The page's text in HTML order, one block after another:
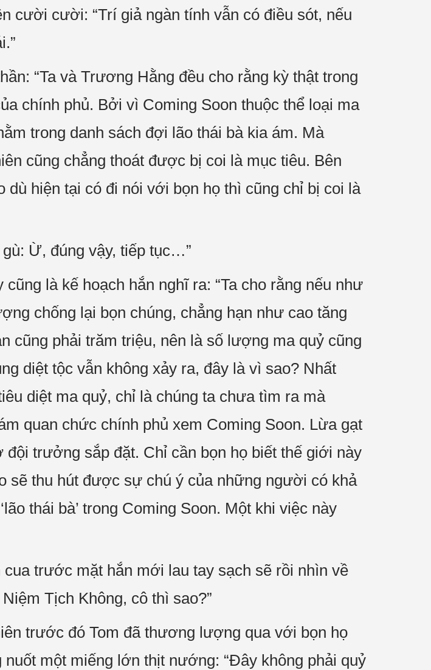
cười cười: “Trí giả ngàn tính vẫn có điều sót, nếu
“Ta và Trương Hằng đều cho rằng kỳ thật trong
chính phủ. Bởi vì Coming Soon thuộc thể loại ma
trong danh sách đợi lão thái bà kia ám. Mà
cũng chẳng thoát được bị coi là mục tiêu. Bên
hiện tại có đi nói với bọn họ thì cũng chỉ bị coi là
Ừ, đúng vậy, tiếp tục…”
là kế hoạch hắn nghĩ ra: “Ta cho rằng nếu như
chống lại bọn chúng, chẳng hạn như cao tăng
phải trăm triệu, nên là số lượng ma quỷ cũng
diệt tộc vẫn không xảy ra, đây là vì sao? Nhất
diệt ma quỷ, chỉ là chúng ta chưa tìm ra mà
quan chức chính phủ xem Coming Soon. Lừa gạt
trưởng sắp đặt. Chỉ cần bọn họ biết thế giới này
sẽ thu hút được sự chú ý của những người có khả
thái bà’ trong Coming Soon. Một khi việc này
trước mặt hắn mới lau tay sạch sẽ rồi nhìn về
Tịch Không, cô thì sao?”
trước đó Tom đã thương lượng qua với bọn họ
một miếng lớn thịt nướng: “Đây không phải quỷ